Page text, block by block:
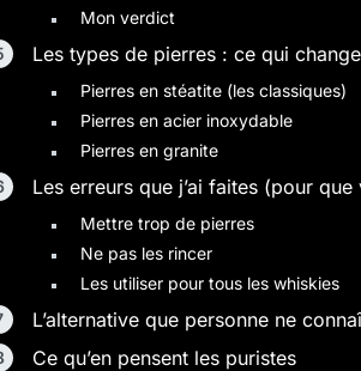
Mon verdict
Les types de pierres : ce qui
Pierres en stéatite (les classiques)
Pierres en acier inoxydable
Pierres en granite
Les erreurs que j’ai faites (pour
Mettre trop de pierres
Ne pas les rincer
Les utiliser pour tous les whiskies
L’alternative que personne ne
Ce qu’en pensent les puristes